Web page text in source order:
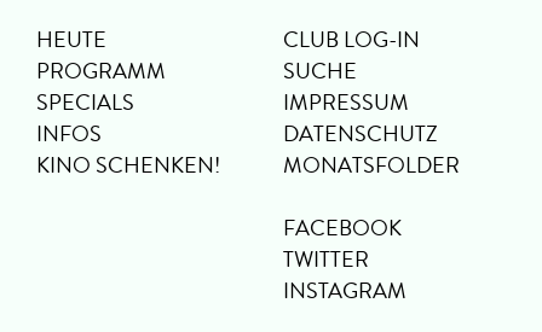
HEUTE
PROGRAMM
SPECIALS
INFOS
KINO SCHENKEN!
CLUB LOG-IN
SUCHE
IMPRESSUM
DATENSCHUTZ
MONATSFOLDER
FACEBOOK
TWITTER
INSTAGRAM